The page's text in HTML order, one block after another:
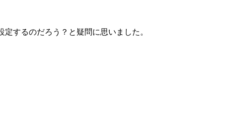
するのだろう？と疑問に思いました。